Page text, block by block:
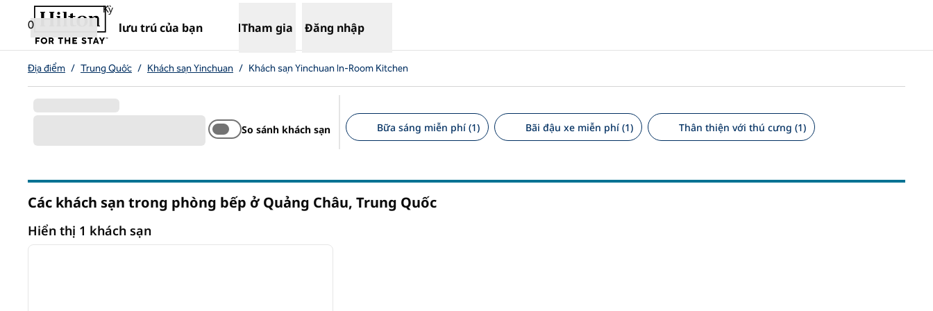
Bỏ qua nội dung
0
Kỳ
lưu trú của bạn
,Mở tab mới
Tham gia Đăng nhập
Địa điểm / Trung Quốc / Khách sạn Yinchuan / Khách sạn Yinchuan In-Room Kitchen
So sánh khách sạn Bữa sáng miễn phí (1) Bãi đậu xe miễn phí (1)
Thân thiện với thú cưng (1)
Các khách sạn trong phòng bếp ở Quảng Châu, Trung Quốc
Hiển thị 1 khách sạn
Hiển thị 1 khách sạn
1/12
ảnh sau